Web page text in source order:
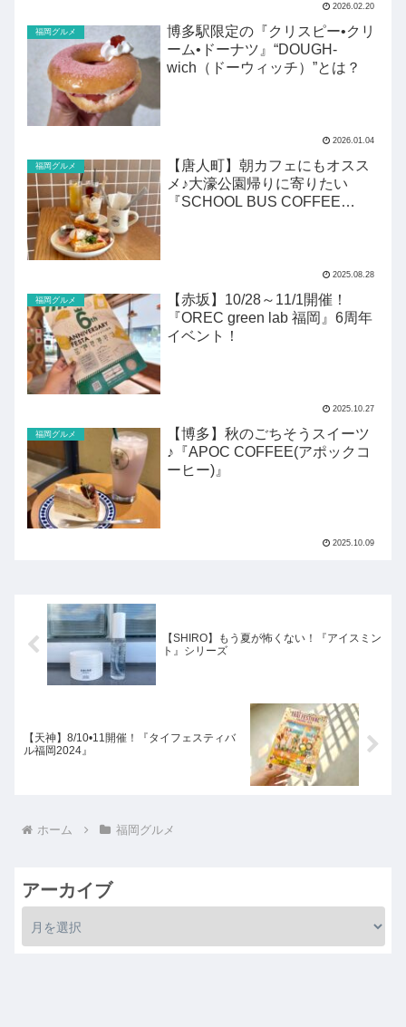
2026.02.20
福岡グルメ
博多駅限定の『クリスピー•クリ
ーム•ドーナツ』“DOUGH-
wich（ドーウィッチ）”とは？
2026.01.04
福岡グルメ
【唐人町】朝カフェにもオスス
メ♪大濠公園帰りに寄りたい
『SCHOOL BUS COFFEE
2025.08.28
福岡グルメ
【赤坂】10/28～11/1開催！
『OREC green lab 福岡』6周年
イベント！
2025.10.27
福岡グルメ
【博多】秋のごちそうスイーツ
♪『APOC COFFEE(アポックコ
ーヒー)』
2025.10.09
【SHIRO】もう夏が怖くない！『アイスミン
ト』シリーズ
【天神】8/10•11開催！『タイフェスティバ
ル福岡2024』
ホーム 福岡グルメ
アーカイブ